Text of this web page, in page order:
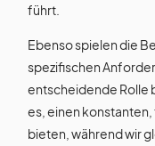
führt.
Ebenso spielen die
spezifischen
entscheidende Rolle
es, einen konstanten,
bieten, während wir